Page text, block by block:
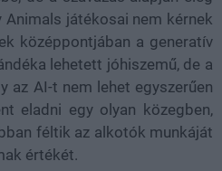
Animals játékosai nem kérnek
középpontjában a generatív
lehetett jóhiszemű, de a
az AI-t nem lehet egyszerűen
eladni egy olyan közegben,
féltik az alkotók munkáját
értékét.